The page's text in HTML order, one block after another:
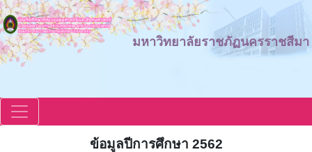
มหาวิทยาลัยราชภัฏนครราชสีมา
ข้อมูลปีการศึกษา 2562